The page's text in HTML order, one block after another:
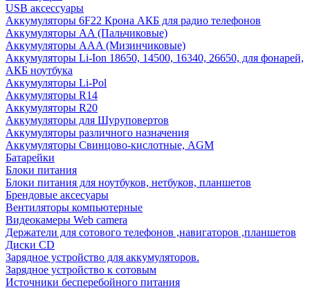
USB аксессуары
Аккумуляторы 6F22 Крона АКБ для радио телефонов
Аккумуляторы AA (Пальчиковые)
Аккумуляторы AAA (Мизинчиковые)
Аккумуляторы Li-Ion 18650, 14500, 16340, 26650, для фонарей,
АКБ ноутбука
Аккумуляторы Li-Pol
Аккумуляторы R14
Аккумуляторы R20
Аккумуляторы для Шуруповертов
Аккумуляторы различного назначения
Аккумуляторы Свинцово-кислотные, AGM
Батарейки
Блоки питания
Блоки питания для ноутбуков, нетбуков, планшетов
Брендовые аксесуары
Вентиляторы компьютерные
Видеокамеры Web camera
Держатели для сотового телефонов ,навигаторов ,планшетов
Диски CD
Зарядное устройство для аккумуляторов.
Зарядное устройство к сотовым
Источники бесперебойного питания